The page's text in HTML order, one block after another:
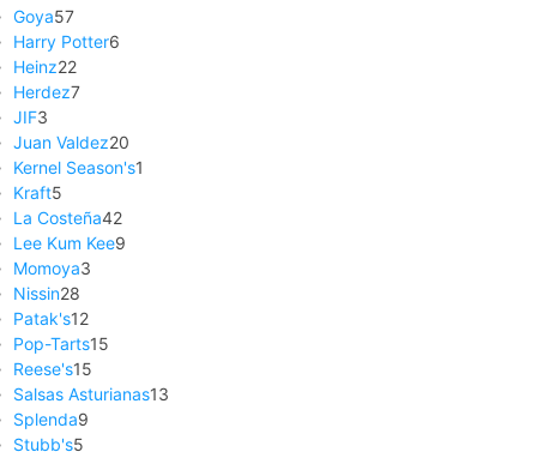
Goya57
Harry Potter6
Heinz22
Herdez7
JIF3
Juan Valdez20
Kernel Season's1
Kraft5
La Costeña42
Lee Kum Kee9
Momoya3
Nissin28
Patak's12
Pop-Tarts15
Reese's15
Salsas Asturianas13
Splenda9
Stubb's5